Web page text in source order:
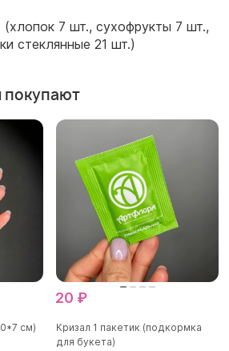
7 шт., сухофрукты 7 шт.,
стеклянные 21 шт.)
покупают
см)
20 ₽
Кризал 1 пакетик (подкормка
для букета)